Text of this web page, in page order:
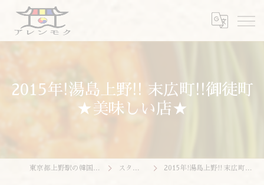
2015年!湯島上野!! 末広町!!御徒町
★美味しい店★
東京都上野駅の韓国料理ならアレンモク スタッフブログ 2015年!湯島上野!! 末広町!!御徒町 ★美味しい店★